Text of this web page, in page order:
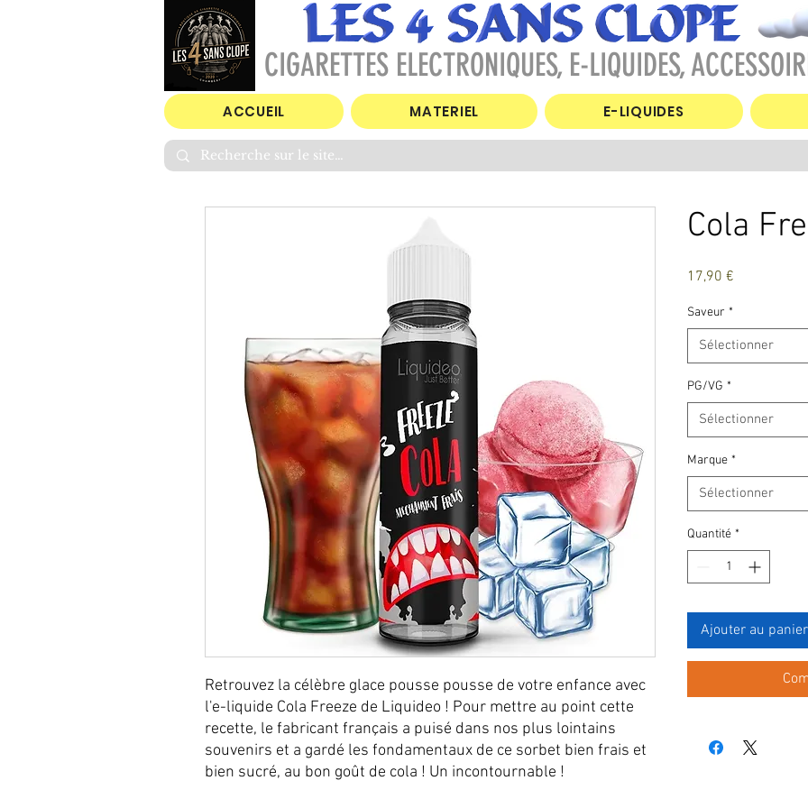
CIGARETTES ELECTRONIQUES, E-LIQUIDES,
ACCUEIL MATERIEL E-LIQUIDES
Retrouvez la célèbre glace pousse pousse de votre enfance avec
l'e-liquide Cola Freeze de Liquideo ! Pour mettre au point cette
recette, le fabricant français a puisé dans nos plus lointains
souvenirs et a gardé les fondamentaux de ce sorbet bien frais et
bien sucré, au bon goût de cola ! Un incontournable !
Cola
17,90 €
Saveur *
Sélectionner
PG/VG *
Sélectionner
Marque *
Sélectionner
Quantité *
Ajouter au panier